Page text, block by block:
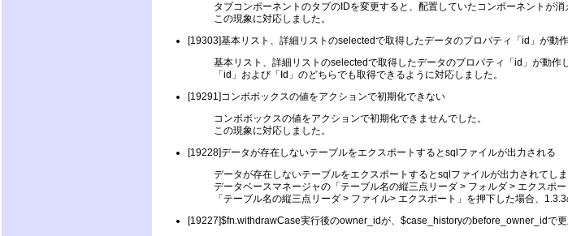
タブコンポーネントのタブのIDを変更すると、配置していたコンポーネントが消
この現象に対応しました。
[19303]基本リスト、詳細リストのselectedで取得したデータのプロパティ「id」が動
基本リスト、詳細リストのselectedで取得したデータのプロパティ「id」が動作
「id」および「Id」のどちらでも取得できるように対応しました。
[19291]コンボボックスの値をアクションで初期化できない
コンボボックスの値をアクションで初期化できませんでした。
この現象に対応しました。
[19228]データが存在しないテーブルをエクスポートするとsqlファイルが出力される
データが存在しないテーブルをエクスポートするとsqlファイルが出力されてし
データベースマネージャの「テーブル名の縦三点リーダ > フォルダ > エクスポ
「テーブル名の縦三点リーダ > ファイル> エクスポート」を押下した場合、
[19227]$fn.withdrawCase実行後のowner_idが、$case_historyのbefore_owner_idで